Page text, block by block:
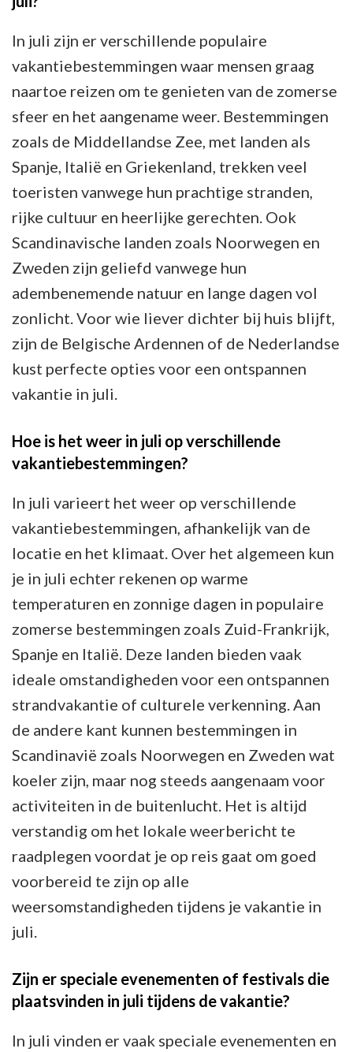
In juli zijn er verschillende populaire
vakantiebestemmingen waar mensen graag
naartoe reizen om te genieten van de zomerse
sfeer en het aangename weer. Bestemmingen
zoals de Middellandse Zee, met landen als
Spanje, Italië en Griekenland, trekken veel
toeristen vanwege hun prachtige stranden,
rijke cultuur en heerlijke gerechten. Ook
Scandinavische landen zoals Noorwegen en
Zweden zijn geliefd vanwege hun
adembenemende natuur en lange dagen vol
zonlicht. Voor wie liever dichter bij huis blijft,
zijn de Belgische Ardennen of de Nederlandse
kust perfecte opties voor een ontspannen
vakantie in juli.
Hoe is het weer in juli op verschillende
vakantiebestemmingen?
In juli varieert het weer op verschillende
vakantiebestemmingen, afhankelijk van de
locatie en het klimaat. Over het algemeen kun
je in juli echter rekenen op warme
temperaturen en zonnige dagen in populaire
zomerse bestemmingen zoals Zuid-Frankrijk,
Spanje en Italië. Deze landen bieden vaak
ideale omstandigheden voor een ontspannen
strandvakantie of culturele verkenning. Aan
de andere kant kunnen bestemmingen in
Scandinavië zoals Noorwegen en Zweden wat
koeler zijn, maar nog steeds aangenaam voor
activiteiten in de buitenlucht. Het is altijd
verstandig om het lokale weerbericht te
raadplegen voordat je op reis gaat om goed
voorbereid te zijn op alle
weersomstandigheden tijdens je vakantie in
juli.
Zijn er speciale evenementen of festivals die
plaatsvinden in juli tijdens de vakantie?
In juli vinden er vaak speciale evenementen en